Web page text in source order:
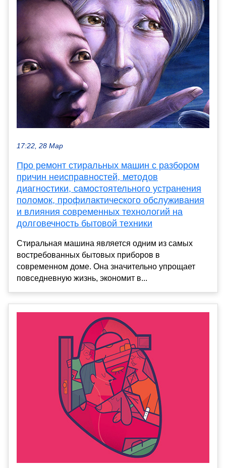
17:22, 28 Мар
Про ремонт стиральных машин с разбором
причин неисправностей, методов
диагностики, самостоятельного устранения
поломок, профилактического обслуживания
и влияния современных технологий на
долговечность бытовой техники
Стиральная машина является одним из самых
востребованных бытовых приборов в
современном доме. Она значительно упрощает
повседневную жизнь, экономит в...